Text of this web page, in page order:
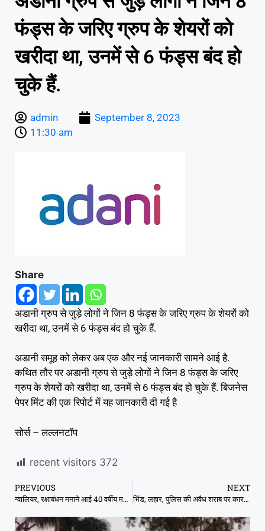
फंड्स के जरिए ग्रुप के शेयरों को
खरीदा था, उनमें से 6 फंड्स बंद हो
चुके हैं.
admin
September 8, 2023
11:30 am
Share
अडानी ग्रुप से जुड़े लोगों ने जिन 8 फंड्स के जरिए ग्रुप के शेयरों को
खरीदा था, उनमें से 6 फंड्स बंद हो चुके हैं.
अडानी समूह को लेकर अब एक और नई जानकारी सामने आई है.
कथित तौर पर अडानी ग्रुप से जुड़े लोगों ने जिन 8 फंड्स के जरिए
ग्रुप के शेयरों को खरीदा था, उनमें से 6 फंड्स बंद हो चुके हैं. बिजनेस
पेपर मिंट की एक रिपोर्ट में यह जानकारी दी गई है
सोर्स – लल्लनटॉप
recent visitors 372
PREVIOUS
ग्वालियर, रक्षाबंधन मनाने आई 40 वर्षीय महिला से गैंगरेप !
NEXT
भिंड, लहार, पुलिस की अवैध शराब पर कारवाही, एक करोड़ पांच लाख की अवैध अंग्रेजी शराब पकड़ी.